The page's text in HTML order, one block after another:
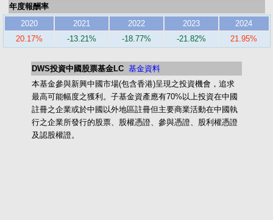
年度報酬率
2020
2021 2022 2023
2024
20.17%
-13.21% -18.77% -21.82% 21.95%
DWS投資中國股票基金LC 基金資料
本基金參與新興中國市場(包含香港)呈現之投資機會，追求
最高可能幅度之獲利。子基金資產應有70%以上投資在中國
註冊之企業或於中國以外地區註冊但主要商業活動在中國執
行之企業所發行的股票、股權憑證、參與憑證、股利權憑證
及認股權證。